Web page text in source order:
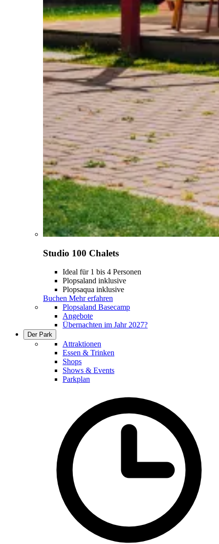
Studio 100 Chalets
Ideal für 1 bis 4 Personen
Plopsaland inklusive
Plopsaqua inklusive
Buchen Mehr erfahren
Plopsaland Basecamp
Angebote
Übernachten im Jahr 2027?
Der Park
Attraktionen
Essen & Trinken
Shops
Shows & Events
Parkplan